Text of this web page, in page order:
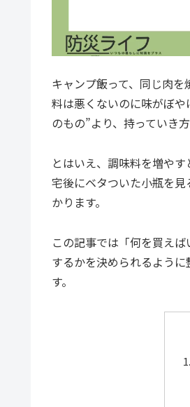
キャンプ飯って、同じ肉
料は悪くないのに味がぼ
のもの”より、持っていき
とはいえ、調味料を増や
宅後にベタついた小瓶を
かります。
この記事では「何を買え
するかを決められるよう
す。